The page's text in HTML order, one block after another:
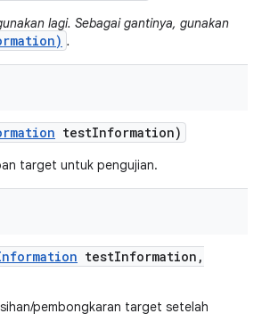
lagi. Sebagai gantinya, gunakan
.
testInformation)
target untuk pengujian.
testInformation ,
pembongkaran target setelah